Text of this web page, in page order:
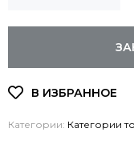
Категории: Категории